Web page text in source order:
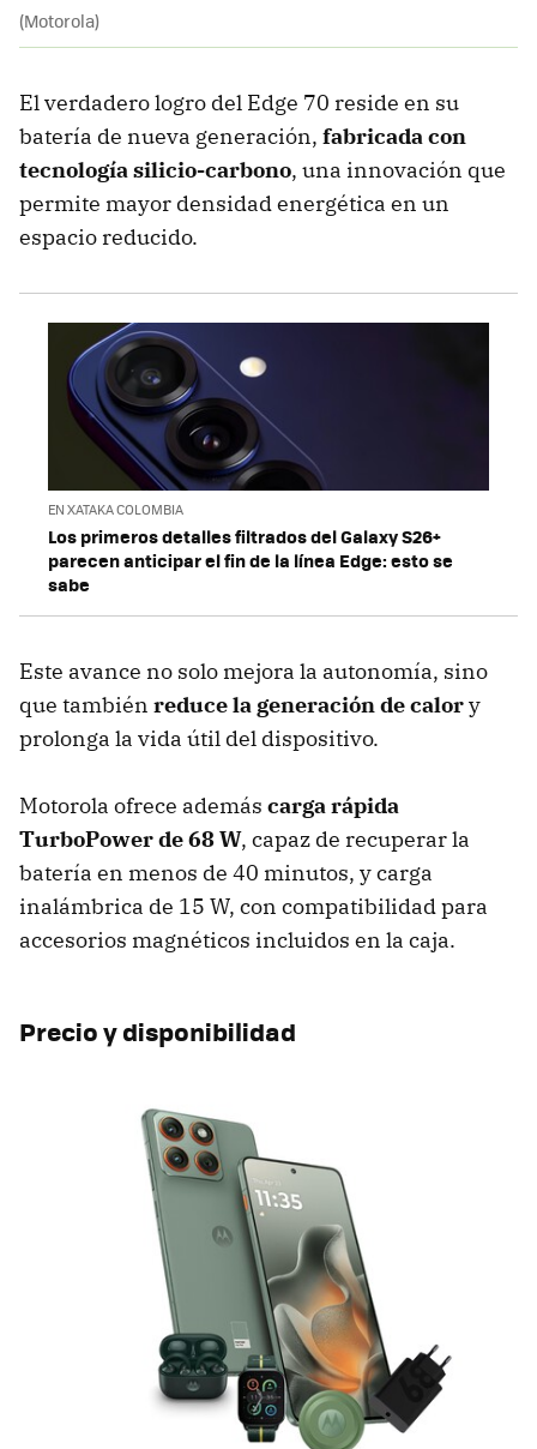
(Motorola)
El verdadero logro del Edge 70 reside en su
batería de nueva generación, fabricada con
tecnologíasilicio-carbono, una innovación que
permite mayor densidad energética en un
espacio reducido.
EN XATAKA COLOMBIA
Los primeros detalles filtrados del Galaxy S26+
parecen anticipar el fin de la línea Edge: esto se
sabe
Este avance no solo mejora la autonomía, sino
que también reduce la generación de calory
prolonga la vida útil del dispositivo.
Motorola ofrece además carga rápida
TurboPower de 68 W, capaz de recuperar la
batería en menos de 40 minutos, y carga
inalámbrica de 15 W, con compatibilidad para
accesorios magnéticos incluidos en la caja.
Precio y disponibilidad